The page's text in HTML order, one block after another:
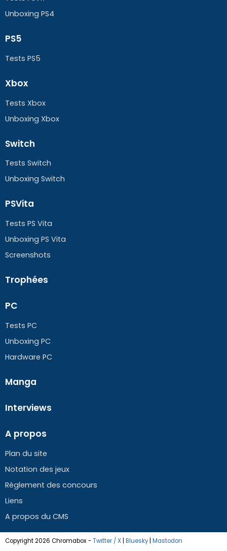
Unboxing PS4
PS5
Tests PS5
Xbox
Tests Xbox
Unboxing Xbox
Switch
Tests Switch
Unboxing Switch
PSVita
Tests PS Vita
Unboxing PS Vita
Screenshots
Trophées
PC
Tests PC
Unboxing PC
Hardware PC
Manga
Interviews
A propos
Plan du site
Notation des jeux
Règlement des concours
Liens
A propos du CMS
Copyright 2026 Chromabox-Twitter / X Bluesky| Mastodon